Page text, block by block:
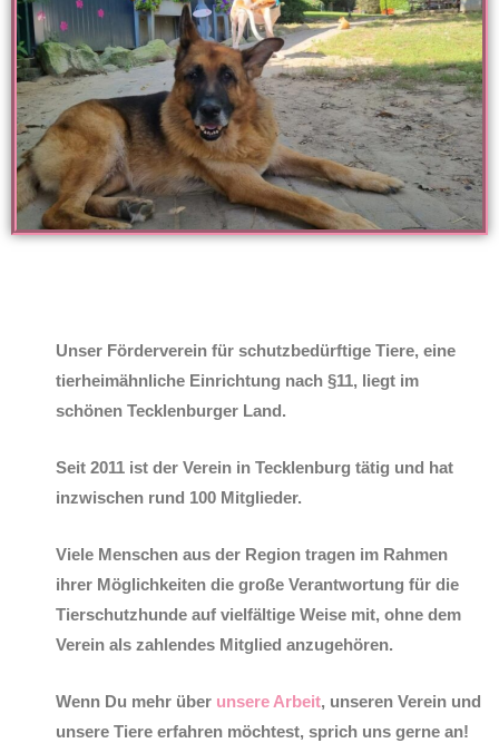
Unser Förderverein für schutzbedürftige Tiere, eine
tierheimähnliche Einrichtung nach §11, liegt im
schönen Tecklenburger Land.
Seit 2011 ist der Verein in Tecklenburg tätig und hat
inzwischen rund 100 Mitglieder.
Viele Menschen aus der Region tragen im Rahmen
ihrer Möglichkeiten die große Verantwortung für die
Tierschutzhunde auf vielfältige Weise mit, ohne dem
Verein als zahlendes Mitglied anzugehören.
Wenn Du mehr über unsere Arbeit, unseren Verein und
unsere Tiere erfahren möchtest, sprich uns gerne an!